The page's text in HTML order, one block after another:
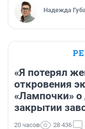
Надежда
«Я потерял
откровения
«Лампочки» о
закрытии
20 часов 28 436